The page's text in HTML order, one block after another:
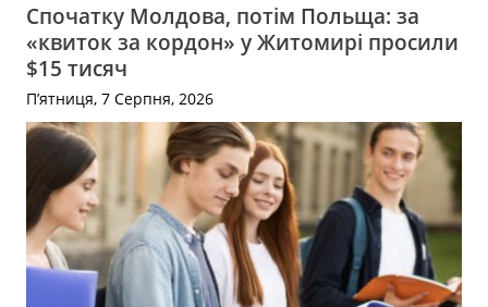
Спочатку Молдова, потім Польща: за
«квиток за кордон» у Житомирі просили
$15 тисяч
П’ятниця, 7 Серпня, 2026